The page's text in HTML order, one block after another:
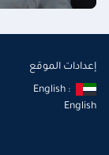
إعدادات الموقع
English :
English